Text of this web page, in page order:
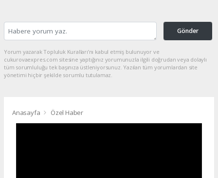
Gönder
Yorum yazarak Topluluk Kuralları’nı kabul etmiş bulunuyor ve
cukurovaexpres.com sitesine yaptığınız yorumunuzla ilgili doğrudan veya dolaylı
tüm sorumluluğu tek başınıza üstleniyorsunuz. Yazılan tüm yorumlardan site
yönetimi hiçbir şekilde sorumlu tutulamaz.
Anasayfa Özel Haber